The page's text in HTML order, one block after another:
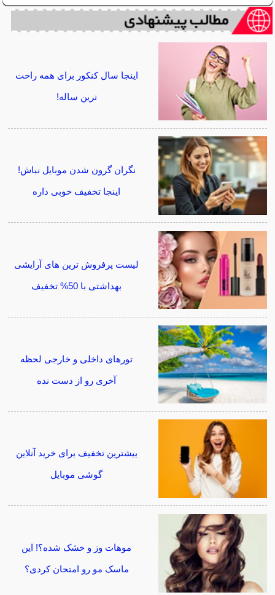
اینجا سال کنکور برای همه راحت
ترین ساله!
نگران گرون شدن موبایل نباش!
اینجا تخفیف خوبی داره
لیست پرفروش ترین های آرایشی
بهداشتی با 50% تخفیف
تورهای داخلی و خارجی لحظه
آخری رو از دست نده
بیشترین تخفیف برای خرید آنلاین
گوشی موبایل
موهات وز و خشک شده؟! این
ماسک مو رو امتحان کردی؟